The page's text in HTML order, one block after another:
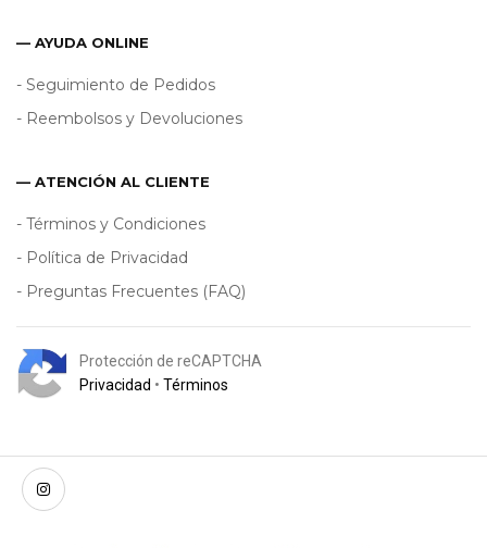
— AYUDA ONLINE
- Seguimiento de Pedidos
- Reembolsos y Devoluciones
— ATENCIÓN AL CLIENTE
- Términos y Condiciones
- Política de Privacidad
- Preguntas Frecuentes (FAQ)
Protección de reCAPTCHA
Privacidad • Términos